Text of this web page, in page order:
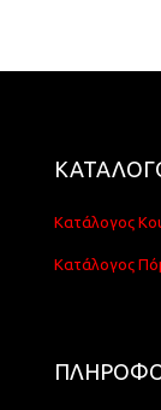
Κατάλογος
Κατάλογος